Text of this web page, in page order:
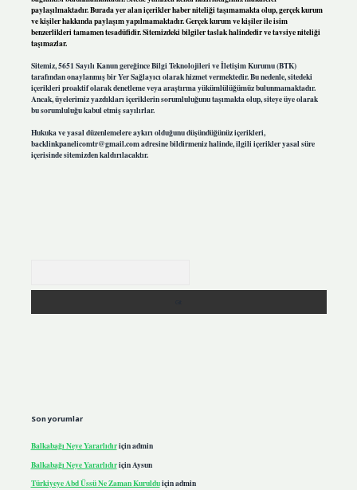
paylaşılmaktadır. Burada yer alan içerikler haber niteliği taşımamakta olup, gerçek kurum
ve kişiler hakkında paylaşım yapılmamaktadır. Gerçek kurum ve kişiler ile isim
benzerlikleri tamamen tesadüfidir. Sitemizdeki bilgiler taslak halindedir ve tavsiye niteliği
taşımazlar.
Sitemiz, 5651 Sayılı Kanun gereğince Bilgi Teknolojileri ve İletişim Kurumu (BTK)
tarafından onaylanmış bir Yer Sağlayıcı olarak hizmet vermektedir. Bu nedenle, sitedeki
içerikleri proaktif olarak denetleme veya araştırma yükümlülüğümüz bulunmamaktadır.
Ancak, üyelerimiz yazdıkları içeriklerin sorumluluğunu taşımakta olup, siteye üye olarak
bu sorumluluğu kabul etmiş sayılırlar.
Hukuka ve yasal düzenlemelere aykırı olduğunu düşündüğünüz içerikleri,
backlinkpanelicomtr@gmail.comadresine bildirmeniz halinde, ilgili içerikler yasal süre
içerisinde sitemizden kaldırılacaktır.
Son yorumlar
Balkabağı Neye Yararlıdıriçinadmin
Balkabağı Neye Yararlıdıriçin Aysun
Türkiyeye Abd Üssü Ne Zaman Kurulduiçinadmin